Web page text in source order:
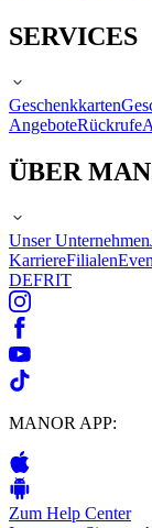
SERVICES
Geschenkkarten
AngeboteRückrufe
ÜBER
Unser Unternehmen
KarriereFilialen
DEFRIT
MANOR APP:
Zum Help Center